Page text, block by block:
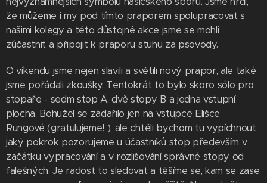
že můžeme i my pod tímto praporem spolupracovat s
našimi kolegy a této důstojné akce jsme se mohli
zúčastnit a připojit k praporu stuhu za psovody.
O víkendu jsme nejen slavili a světili nový prapor, ale také
jsme pořádali zkoušky. Tentokrát to bylo skoro sólo pro
stopaře - sedm stop A, dvě stopy B a jedna vstupní
plocha. Bohužel se zadařilo jen na vstupce Elišce
Rungové (gratulujeme! ), ale chtěli bychom tu vypíchnout,
jaký pokrok pozorujeme u účastníků stop především v
začátku vypracování a v rozlišování správné stopy od
falešných. Je radost to sledovat a těšíme se, kam se zase